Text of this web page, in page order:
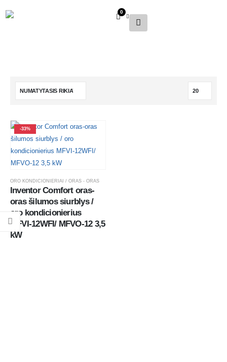
0
-33%
ORO KONDICIONIERIAI / ORAS - ORAS
Inventor Comfort oras-
oras šilumos siurblys /
oro kondicionierius
MFVI-12WFI/ MFVO-12 3,5
kW